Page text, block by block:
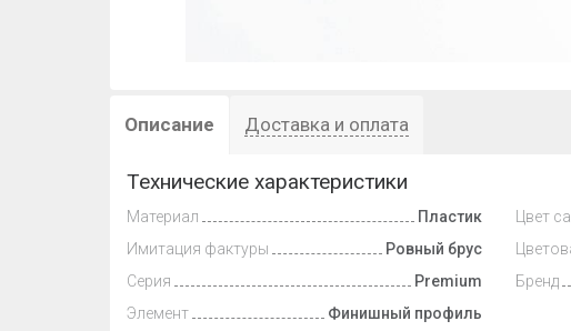
Описание Доставка и оплата
Технические характеристики
Материал
Пластик
Имитация фактуры
Ровный брус
Серия
Premium
Элемент
Финишный профиль
Цвет
Бренд